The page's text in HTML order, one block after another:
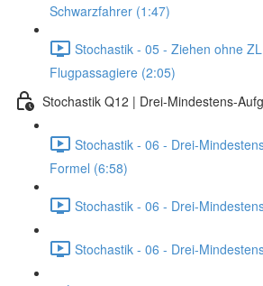
Schwarzfahrer (1:47)
Stochastik - 05 - Ziehen ohne
Flugpassagiere (2:05)
Stochastik Q12 | Drei-Mindestens-
Stochastik - 06 - Drei-
Formel (6:58)
Stochastik - 06 - Drei-
Stochastik - 06 - Drei-